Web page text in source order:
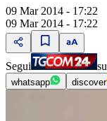
09 Mar 2014 - 17:22
09 Mar 2014 - 17:22
Segui su
whatsapp discover